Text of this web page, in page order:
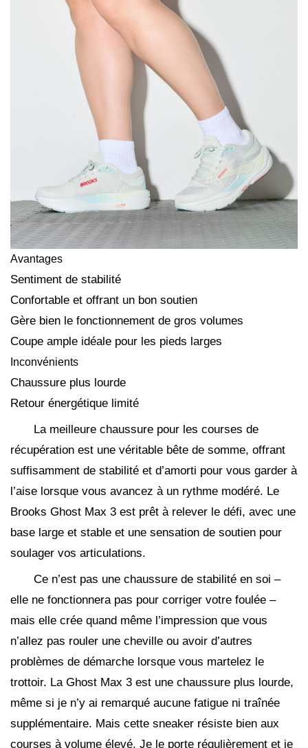
Avantages
Sentiment de stabilité
Confortable et offrant un bon soutien
Gère bien le fonctionnement de gros volumes
Coupe ample idéale pour les pieds larges
Inconvénients
Chaussure plus lourde
Retour énergétique limité
La meilleure chaussure pour les courses de
récupération est une véritable bête de somme, offrant
suffisamment de stabilité et d’amorti pour vous garder à
l’aise lorsque vous avancez à un rythme modéré. Le
Brooks Ghost Max 3 est prêt à relever le défi, avec une
base large et stable et une sensation de soutien pour
soulager vos articulations.
Ce n’est pas une chaussure de stabilité en soi –
elle ne fonctionnera pas pour corriger votre foulée –
mais elle crée quand même l’impression que vous
n’allez pas rouler une cheville ou avoir d’autres
problèmes de démarche lorsque vous martelez le
trottoir. La Ghost Max 3 est une chaussure plus lourde,
même si je n’y ai remarqué aucune fatigue ni traînée
supplémentaire. Mais cette sneaker résiste bien aux
courses à volume élevé. Je le porte régulièrement et je